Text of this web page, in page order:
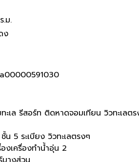
.ม.
ง
เล รีสอร์ท ติดหาดจอมเทียน วิวทะเลต
น 5 ระเบียง วิวทะเลตรงๆ
งเครื่องทำน้ำอุ่น 2